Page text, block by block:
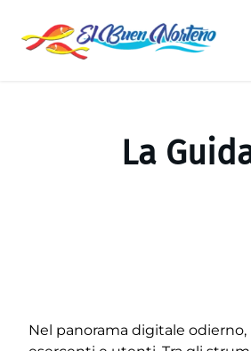
La
Nel panorama digitale